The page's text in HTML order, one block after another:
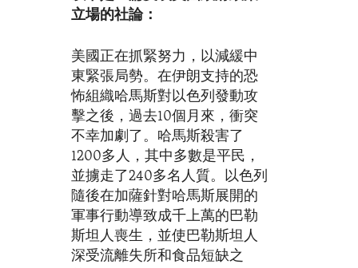
立場的社論：
美國正在抓緊努力，以減緩中
東緊張局勢。在伊朗支持的恐
怖組織哈馬斯對以色列發動攻
擊之後，過去10個月來，衝突
不幸加劇了。哈馬斯殺害了
1200多人，其中多數是平民，
並擄走了240多名人質。以色列
隨後在加薩針對哈馬斯展開的
軍事行動導致成千上萬的巴勒
斯坦人喪生，並使巴勒斯坦人
深受流離失所和食品短缺之